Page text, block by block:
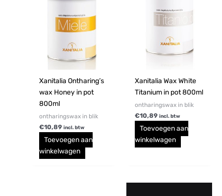
Xanitalia Ontharing’s
wax Honey in pot
800ml
ontharingswax in blik
€10,89 incl. btw
Toevoegen aan
winkelwagen
Xanitalia Wax White
Titanium in pot 800ml
ontharingswax in blik
€10,89 incl. btw
Toevoegen aan
winkelwagen